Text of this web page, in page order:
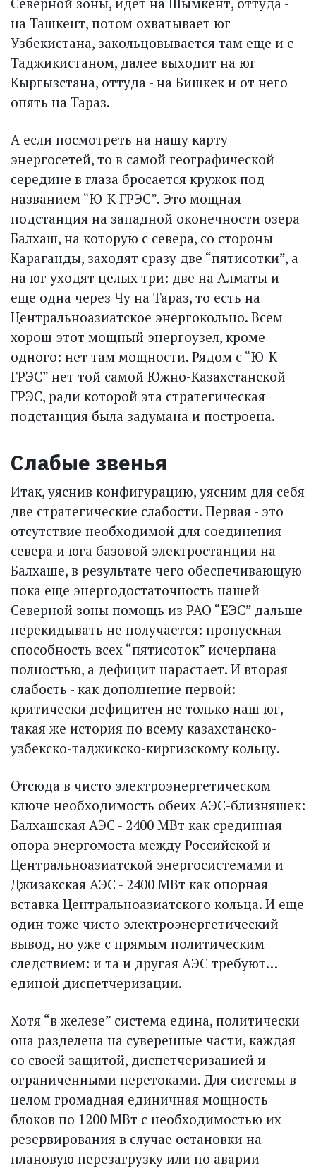
на Ташкент, потом охватывает юг
Узбекистана, закольцовывается там еще и с
Таджикистаном, далее выходит на юг
Кыргызстана, оттуда - на Бишкек и от него
опять на Тараз.
А если посмотреть на нашу карту
энергосетей, то в самой географической
середине в глаза бросается кружок под
названием “Ю-К ГРЭС”. Это мощная
подстанция на западной оконечности озера
Балхаш, на которую с севера, со стороны
Караганды, заходят сразу две “пятисотки”, а
на юг уходят целых три: две на Алматы и
еще одна через Чу на Тараз, то есть на
Центральноазиатское энергокольцо. Всем
хорош этот мощный энергоузел, кроме
одного: нет там мощности. Рядом с “Ю-К
ГРЭС” нет той самой Южно-Казахстанской
ГРЭС, ради которой эта стратегическая
подстанция была задумана и построена.
Слабые звенья
Итак, уяснив конфигурацию, уясним для себя
две стратегические слабости. Первая - это
отсутствие необходимой для соединения
севера и юга базовой электростанции на
Балхаше, в результате чего обеспечивающую
пока еще энергодостаточность нашей
Северной зоны помощь из РАО “ЕЭС” дальше
перекидывать не получается: пропускная
способность всех “пятисоток” исчерпана
полностью, а дефицит нарастает. И вторая
слабость - как дополнение первой:
критически дефицитен не только наш юг,
такая же история по всему казахстанско-
узбекско-таджикско-киргизскому кольцу.
Отсюда в чисто электроэнергетическом
ключе необходимость обеих АЭС-близняшек:
Балхашская АЭС - 2400 МВт как срединная
опора энергомоста между Российской и
Центрально­азиатcкой энергосистемами и
Джизакская АЭС - 2400 МВт как опорная
вставка Центральноазиатского кольца. И еще
один тоже чисто электроэнергетический
вывод, но уже с прямым политическим
следствием: и та и другая АЭС требуют…
единой диспетчеризации.
Хотя “в железе” система едина, политически
она разделена на суверенные части, каждая
со своей защитой, диспетчеризацией и
ограниченными перетоками. Для системы в
целом громадная единичная мощность
блоков по 1200 МВт с необходимостью их
резервирования в случае остановки на
плановую перезагрузку или по аварии